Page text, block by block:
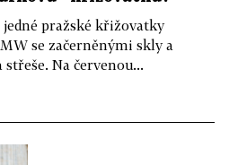
jedné pražské křižovatky
se začerněnými skly a
Na červenou...